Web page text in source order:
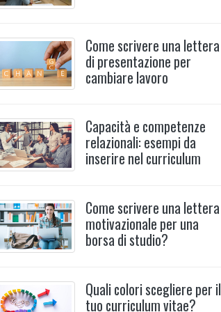
Come scrivere una lettera
di presentazione per
cambiare lavoro
Capacità e competenze
relazionali: esempi da
inserire nel curriculum
Come scrivere una lettera
motivazionale per una
borsa di studio?
Quali colori scegliere per il
tuo curriculum vitae?